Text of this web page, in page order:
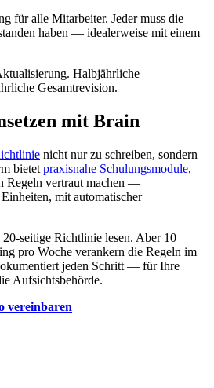
für alle Mitarbeiter. Jeder muss die
haben — idealerweise mit einem
Halbjährliche
Gesamtrevision.
mit Brain
nicht nur zu schreiben, sondern
bietet praxisnahe Schulungsmodule,
Regeln vertraut machen —
mit automatischer
seitige Richtlinie lesen. Aber 10
pro Woche verankern die Regeln im
jeden Schritt — für Ihre
Aufsichtsbehörde.
vereinbaren